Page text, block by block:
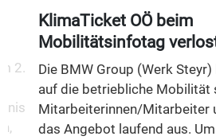
2.
KlimaTicket OÖ beim
Mobilitätsinfotag
Die BMW Group (Werk
auf die betriebliche Mobilität
Mitarbeiterinnen/Mitarbeiter
das Angebot laufend aus.